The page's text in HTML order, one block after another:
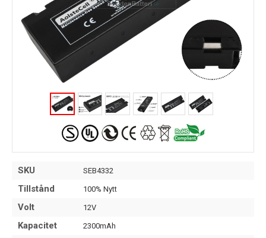
SKU SEB4332
Tillstånd 100% Nytt
Volt 12V
Kapacitet 2300mAh